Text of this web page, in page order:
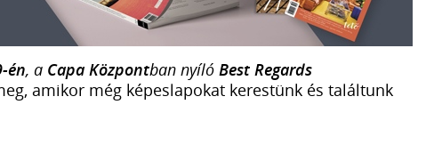
én, a Capa Központban nyíló Best Regards
amikor még képeslapokat kerestünk és találtunk